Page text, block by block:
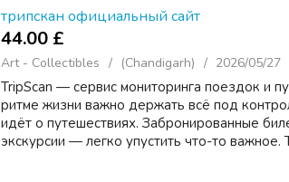
трипскан официальный сайт
44.00 £
Art - Collectibles (Chandigarh) 2026/05/27
TripScan — сервис мониторинга поездок и
ритме жизни важно держать всё под
идёт о путешествиях. Забронированные
экскурсии — легко упустить что-то важное.